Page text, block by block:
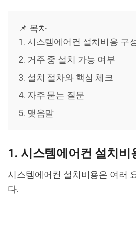
📌 목차
1. 시스템에어컨 설치비용 구
2. 거주 중 설치 가능 여부
3. 설치 절차와 핵심 체크
4. 자주 묻는 질문
5. 맺음말
1. 시스템에어컨 설치비
시스템에어컨 설치비용은 여러
다.